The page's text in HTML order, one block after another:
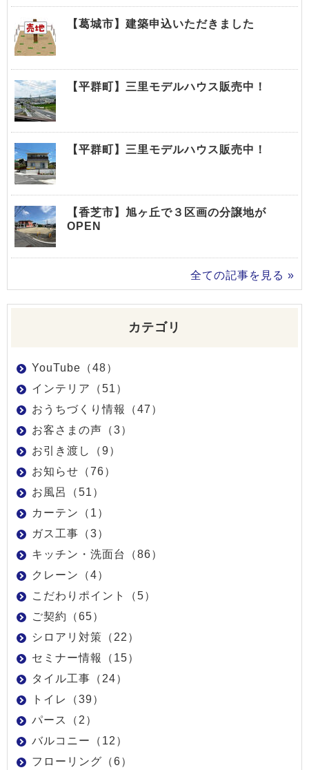
【葛城市】建築申込いただきました
【平群町】三里モデルハウス販売中！
【平群町】三里モデルハウス販売中！
【香芝市】旭ヶ丘で３区画の分譲地が
OPEN
全ての記事を見る »
カテゴリ
YouTube（48）
インテリア（51）
おうちづくり情報（47）
お客さまの声（3）
お引き渡し（9）
お知らせ（76）
お風呂（51）
カーテン（1）
ガス工事（3）
キッチン・洗面台（86）
クレーン（4）
こだわりポイント（5）
ご契約（65）
シロアリ対策（22）
セミナー情報（15）
タイル工事（24）
トイレ（39）
パース（2）
バルコニー（12）
フローリング（6）